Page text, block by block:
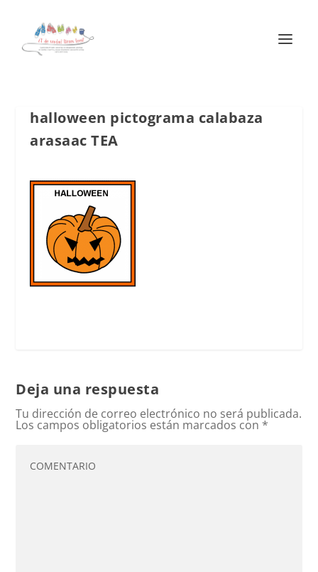
halloween pictograma calabaza
arasaac TEA
Deja una respuesta
Tu dirección de correo electrónico no será publicada.
Los campos obligatorios están marcados con *